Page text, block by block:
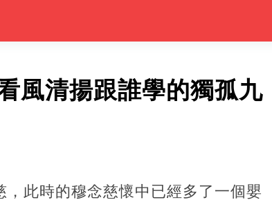
風清揚跟誰學的獨孤九
，此時的穆念慈懷中已經多了一個嬰